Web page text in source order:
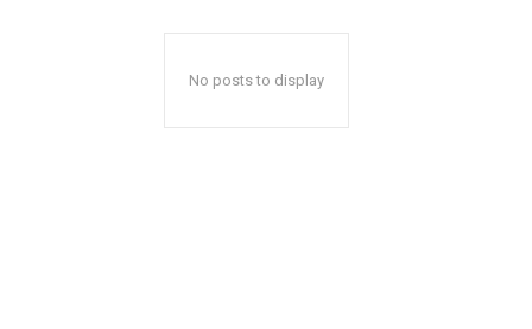
No posts to display